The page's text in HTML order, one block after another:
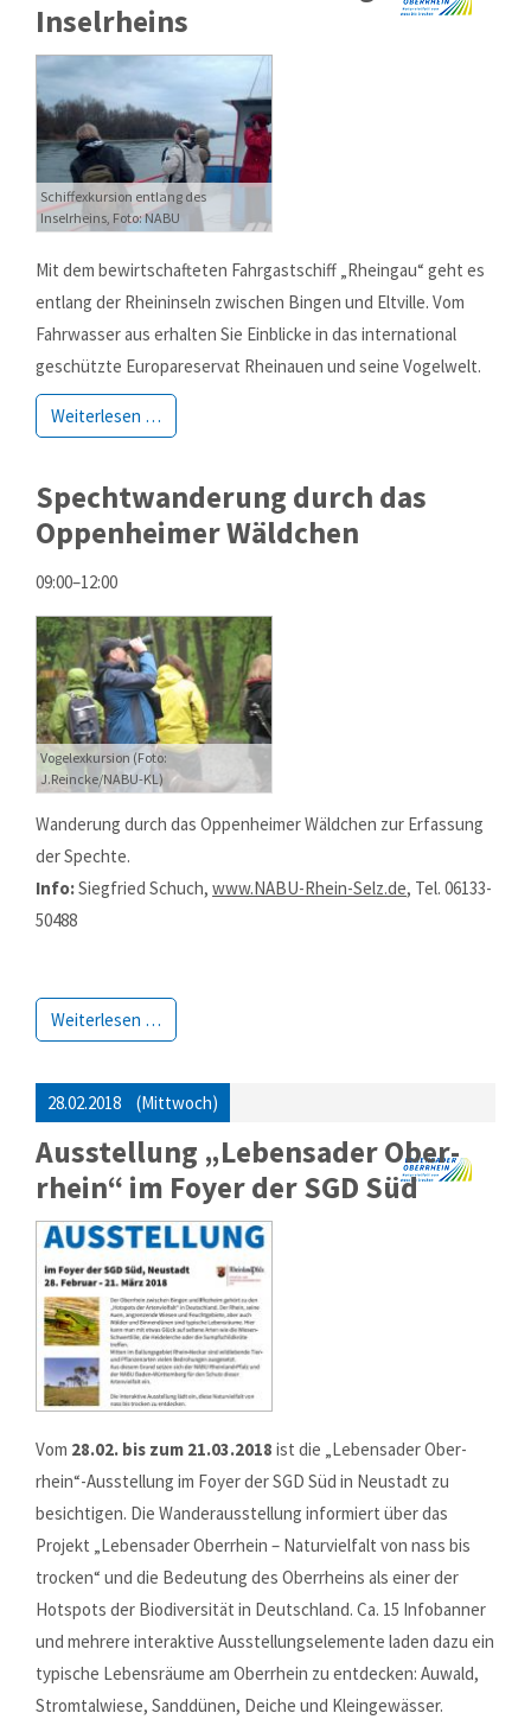
Inselrheins
Schiffexkursion entlang des
Inselrheins, Foto: NABU
Mit dem bewirtschafteten Fahrgastschiff „Rheingau“ geht es
entlang der Rheininseln zwischen Bingen und Eltville. Vom
Fahrwasser aus erhalten Sie Einblicke in das international
geschützte Europareservat Rheinauen und seine Vogelwelt.
Weiterlesen …
Spechtwanderung durch das
Oppenheimer Wäldchen
09:00–12:00
Vogelexkursion (Foto:
J.Reincke/NABU-KL)
Wanderung durch das Oppenheimer Wäldchen zur Erfassung
der Spechte.
Info:Siegfried Schuch, www.NABU-Rhein-Selz.de, Tel. 06133-
50488
Weiterlesen …
28.02.2018 (Mittwoch)
Ausstellung „Lebens­ader Ober­
rhein“ im Foyer der SGD Süd
Vom 28.02. bis zum 21.03.2018 ist die „Leben­sader Ober­
rhein“-Ausstellung im Foyer der SGD Süd in Neustadt zu
besichti­gen. Die Wander­aus­stel­lung in­for­miert über das
Projekt „Lebens­ader Ober­rhein – Natur­viel­falt von nass bis
trocken“ und die Bedeutung des Oberrheins als einer der
Hotspots der Bio­diversi­tät in Deutsch­land. Ca. 15 Info­banner
und mehrere inter­aktive Aus­stellungs­ele­mente laden dazu ein
typi­sche Lebens­räume am Ober­rhein zu entdecken: Auwald,
Strom­tal­wiese, Sand­dünen, Deiche und Klein­gewässer.